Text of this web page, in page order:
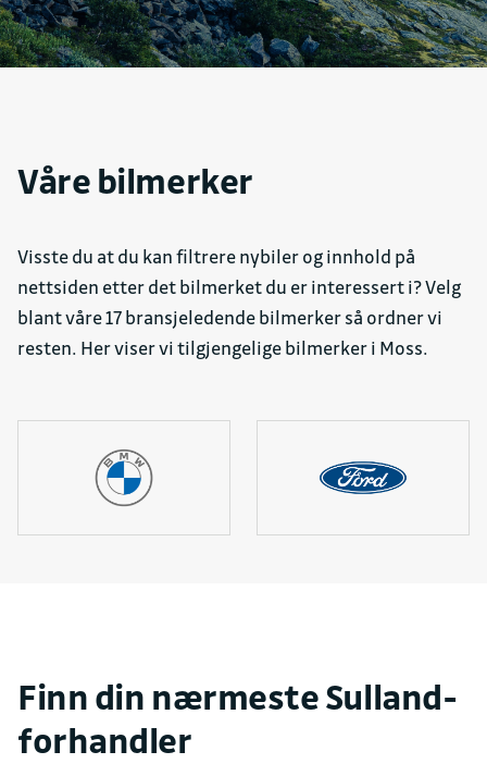
Våre bilmerker
Visste du at du kan filtrere nybiler og innhold på
nettsiden etter det bilmerket du er interessert i? Velg
blant våre 17 bransjeledende bilmerker så ordner vi
resten. Her viser vi tilgjengelige bilmerker i Moss.
Finn din nærmeste Sulland-
forhandler